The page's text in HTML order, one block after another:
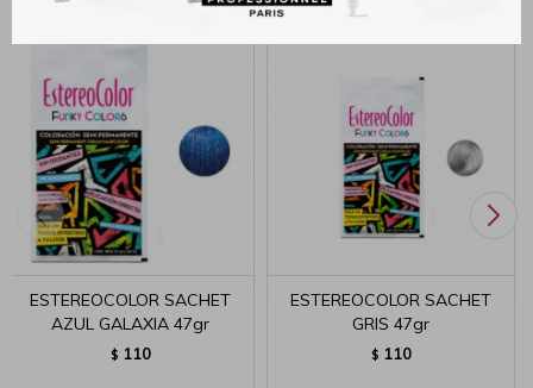
ESTEREOCOLOR SACHET
AZUL GALAXIA 47gr
$ 110
ESTEREOCOLOR SACHET
GRIS 47gr
$ 110